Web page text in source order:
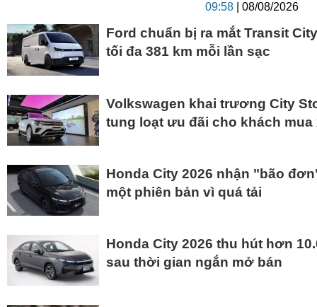
09:58 | 08/08/2026
Ford chuẩn bị ra mắt Transit
tối đa 381 km mỗi lần sạc
Volkswagen khai trương City
tung loạt ưu đãi cho khách mua
Honda City 2026 nhận "bão
một phiên bản vì quá tải
Honda City 2026 thu hút hơn
sau thời gian ngắn mở bán